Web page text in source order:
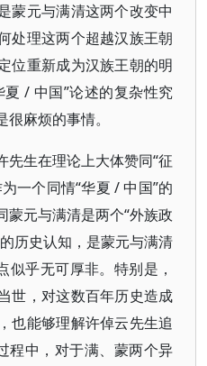
蒙元与满清这两个改变中
处理这两个超越汉族王朝
位重新成为汉族王朝的明
/ 中国”论述的复杂性究
麻烦的事情。
先生在理论上大体赞同“征
一个同情“华夏 / 中国”的
蒙元与满清是两个“外族政
历史认知，是蒙元与满清
似乎无可厚非。特别是，
世，对这数百年历史造成
也能够理解许倬云先生追
程中，对于满、蒙两个异